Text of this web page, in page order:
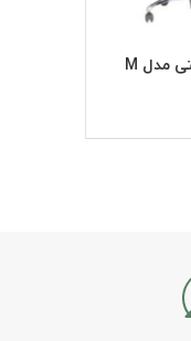
صندلی مدیریتی مدل M